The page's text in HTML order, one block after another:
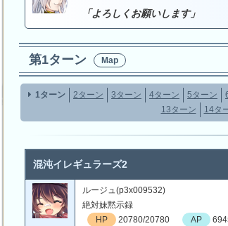
「よろしくお願いします」
第1ターン Map
1ターン 2ターン 3ターン 4ターン 5ターン
13ターン
14タ
混沌イレギュラーズ2
ルージュ(p3x009532)
絶対妹黙示録
HP
20780/20780 AP